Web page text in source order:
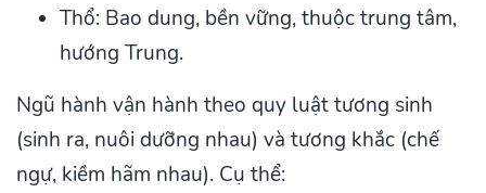
Thổ: Bao dung, bền vững, thuộc trung tâm,
hướng Trung.
Ngũ hành vận hành theo quy luật tương sinh
(sinh ra, nuôi dưỡng nhau) và tương khắc (chế
ngự, kiềm hãm nhau). Cụ thể: